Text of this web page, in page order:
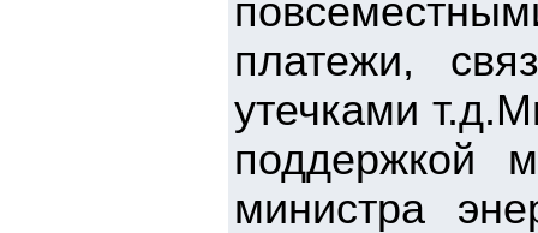
платежи,
утечками
поддержкой
министра